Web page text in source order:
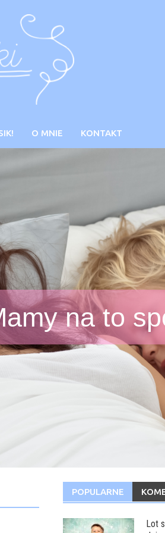
O MNIE KONTAKT
na to
O zaletach i
Co
na zabkowanie
POPULARNE
Lot